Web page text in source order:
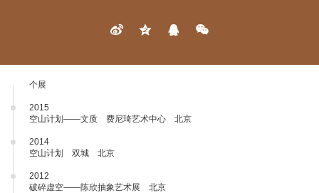
个展
2015
空山计划——文质 费尼琦艺术中心 北京
2014
空山计划 双城 北京
2012
破碎虚空——陈欣抽象艺术展 北京